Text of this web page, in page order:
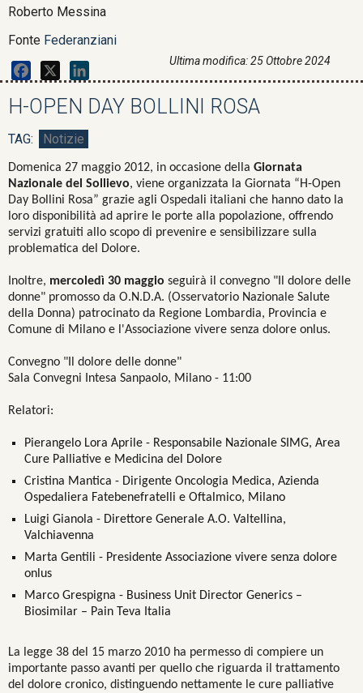
Ultima modifica: 25 Ottobre 2024
Roberto Messina
Fonte Federanziani
H-OPEN DAY BOLLINI ROSA
Notizie
Domenica 27 maggio 2012, in occasione della Giornata
Nazionale del Sollievo, viene organizzata la Giornata “H-Open
Day Bollini Rosa” grazie agli Ospedali italiani che hanno dato la
loro disponibilità ad aprire le porte alla popolazione, offrendo
servizi gratuiti allo scopo di prevenire e sensibilizzare sulla
problematica del Dolore.
Inoltre, mercoledì 30 maggio seguirà il convegno "Il dolore delle
donne" promosso da O.N.D.A. (Osservatorio Nazionale Salute
della Donna) patrocinato da Regione Lombardia, Provincia e
Comune di Milano e l'Associazione vivere senza dolore onlus.
Convegno "Il dolore delle donne"
Sala Convegni Intesa Sanpaolo, Milano - 11:00
Relatori:
Pierangelo Lora Aprile - Responsabile Nazionale SIMG, Area
Cure Palliative e Medicina del Dolore
Cristina Mantica - Dirigente Oncologia Medica, Azienda
Ospedaliera Fatebenefratelli e Oftalmico, Milano
Luigi Gianola - Direttore Generale A.O. Valtellina,
Valchiavenna
Marta Gentili - Presidente Associazione vivere senza dolore
onlus
Marco Grespigna - Business Unit Director Generics –
Biosimilar – Pain Teva Italia
La legge 38 del 15 marzo 2010 ha permesso di compiere un
importante passo avanti per quello che riguarda il trattamento
del dolore cronico, distinguendo nettamente le cure palliative